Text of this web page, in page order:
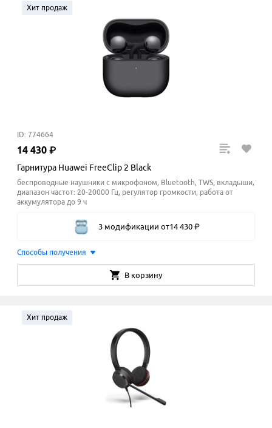
Хит продаж
ID: 774664
14 430 ₽
Гарнитура Huawei FreeClip 2 Black
беспроводные наушники с микрофоном, Bluetooth, TWS, вкладыши,
диапазон частот: 20-20000 Гц, регулятор громкости, работа от
аккумулятора до 9 ч
3 модификации от14 430 ₽
Способы получения
В корзину
Хит продаж